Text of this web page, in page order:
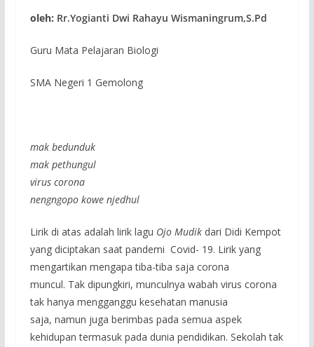
oleh: Rr.Yogianti Dwi Rahayu Wismaningrum,S.Pd
Guru Mata Pelajaran Biologi
SMA Negeri 1 Gemolong
mak bedunduk
mak pethungul
virus corona
nengngopo kowe njedhul
Lirik di atas adalah lirik lagu Ojo Mudikdari Didi Kempot
yang diciptakan saat pandemi Covid- 19. Lirik yang
mengartikan mengapa tiba-tiba saja corona
muncul. Tak dipungkiri, munculnya wabah virus corona
tak hanya mengganggu kesehatan manusia
saja, namun juga berimbas pada semua aspek
kehidupan termasuk pada dunia pendidikan. Sekolah tak